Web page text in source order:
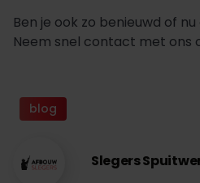
Ben je ook zo benieuwd of
Neem snel contact met ons
blog
Slegers